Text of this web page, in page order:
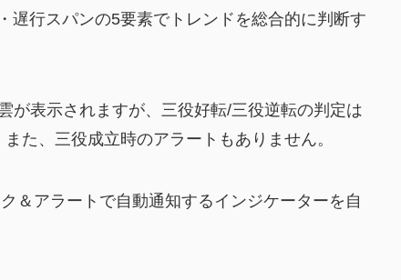
遅行スパンの5要素でトレンドを総合的に判断す
が表示されますが、三役好転/三役逆転の判定は
た、三役成立時のアラートもありません。
＆アラートで自動通知するインジケーターを自